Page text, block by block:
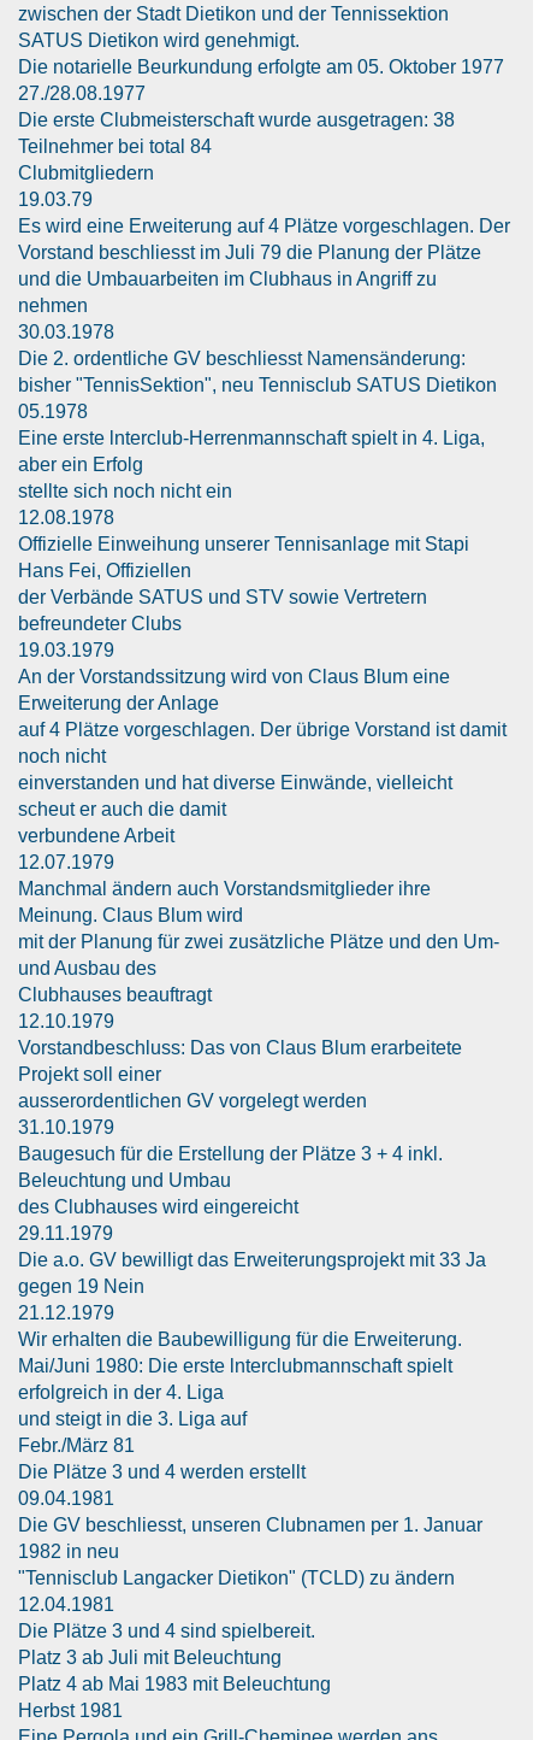
zwischen der Stadt Dietikon und der Tennissektion
SATUS Dietikon wird genehmigt.
Die notarielle Beurkundung erfolgte am 05. Oktober 1977
27./28.08.1977
Die erste Clubmeisterschaft wurde ausgetragen: 38
Teilnehmer bei total 84
Clubmitgliedern
19.03.79
Es wird eine Erweiterung auf 4 Plätze vorgeschlagen. Der
Vorstand beschliesst im Juli 79 die Planung der Plätze
und die Umbauarbeiten im Clubhaus in Angriff zu
nehmen
30.03.1978
Die 2. ordentliche GV beschliesst Namensänderung:
bisher "TennisSektion", neu Tennisclub SATUS Dietikon
05.1978
Eine erste lnterclub-Herrenmannschaft spielt in 4. Liga,
aber ein Erfolg
stellte sich noch nicht ein
12.08.1978
Offizielle Einweihung unserer Tennisanlage mit Stapi
Hans Fei, Offiziellen
der Verbände SATUS und STV sowie Vertretern
befreundeter Clubs
19.03.1979
An der Vorstandssitzung wird von Claus Blum eine
Erweiterung der Anlage
auf 4 Plätze vorgeschlagen. Der übrige Vorstand ist damit
noch nicht
einverstanden und hat diverse Einwände, vielleicht
scheut er auch die damit
verbundene Arbeit
12.07.1979
Manchmal ändern auch Vorstandsmitglieder ihre
Meinung. Claus Blum wird
mit der Planung für zwei zusätzliche Plätze und den Um-
und Ausbau des
Clubhauses beauftragt
12.10.1979
Vorstandbeschluss: Das von Claus Blum erarbeitete
Projekt soll einer
ausserordentlichen GV vorgelegt werden
31.10.1979
Baugesuch für die Erstellung der Plätze 3 + 4 inkl.
Beleuchtung und Umbau
des Clubhauses wird eingereicht
29.11.1979
Die a.o. GV bewilligt das Erweiterungsprojekt mit 33 Ja
gegen 19 Nein
21.12.1979
Wir erhalten die Baubewilligung für die Erweiterung.
Mai/Juni 1980: Die erste lnterclubmannschaft spielt
erfolgreich in der 4. Liga
und steigt in die 3. Liga auf
Febr./März 81
Die Plätze 3 und 4 werden erstellt
09.04.1981
Die GV beschliesst, unseren Clubnamen per 1. Januar
1982 in neu
"Tennisclub Langacker Dietikon" (TCLD) zu ändern
12.04.1981
Die Plätze 3 und 4 sind spielbereit.
Platz 3 ab Juli mit Beleuchtung
Platz 4 ab Mai 1983 mit Beleuchtung
Herbst 1981